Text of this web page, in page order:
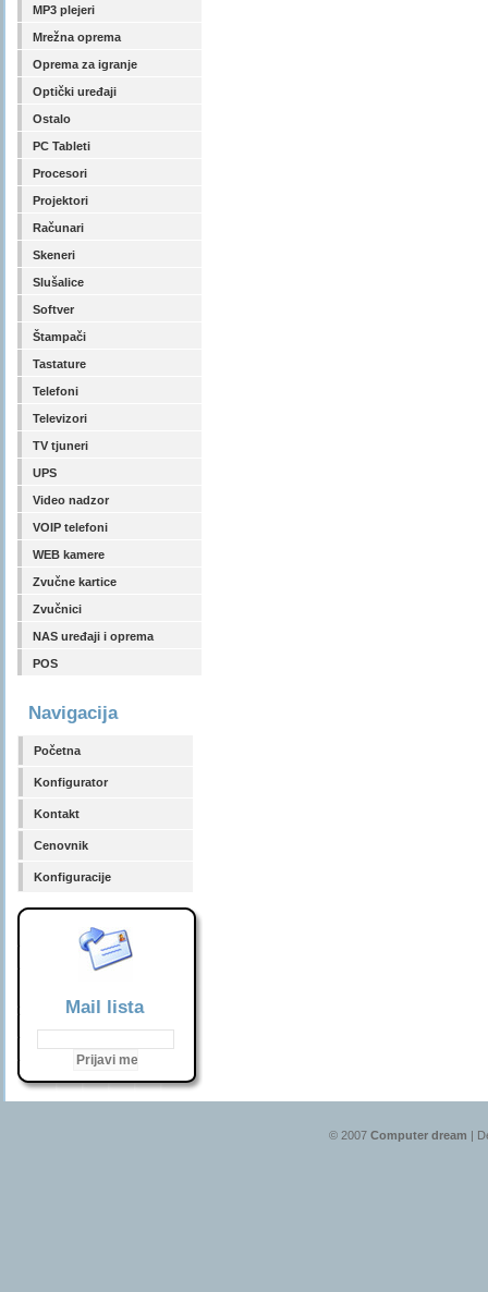
MP3 plejeri
Mrežna oprema
Oprema za igranje
Optički uređaji
Ostalo
PC Tableti
Procesori
Projektori
Računari
Skeneri
Slušalice
Softver
Štampači
Tastature
Telefoni
Televizori
TV tjuneri
UPS
Video nadzor
VOIP telefoni
WEB kamere
Zvučne kartice
Zvučnici
NAS uređaji i oprema
POS
Navigacija
Početna
Konfigurator
Kontakt
Cenovnik
Konfiguracije
Mail lista
© 2007 Computer dream |